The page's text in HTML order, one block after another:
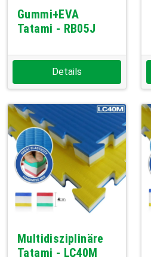
Gummi+EVA
Tatami - RB05J
Details
Multidisziplinäre
Tatami - LC40M